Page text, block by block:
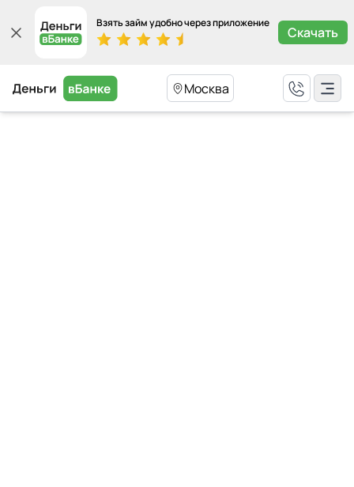
Взять займ удобно через приложение
Скачать
Москва